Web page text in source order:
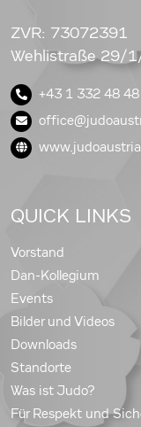
ZVR: 73072391
Wehlistraße 29/
+43 1 332 48 48
QUICK LINKS
Vorstand
Dan-Kollegium
Events
Bilder und Videos
Downloads
Standorte
Was ist Judo?
Für Respekt und